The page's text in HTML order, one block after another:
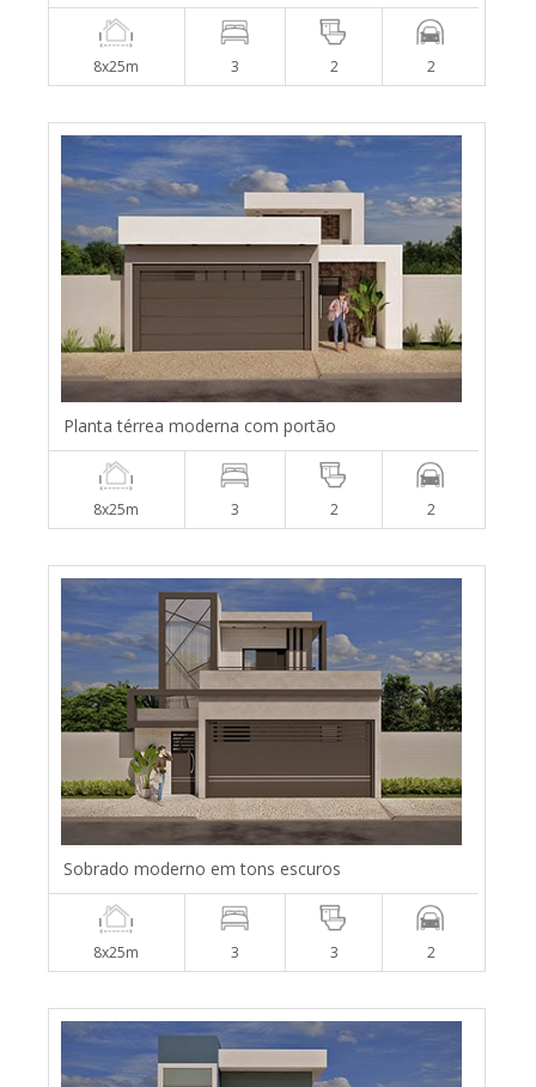
8x25m 3 2 2
Planta térrea moderna com portão
8x25m 3 2 2
Sobrado moderno em tons escuros
8x25m 3 3 2